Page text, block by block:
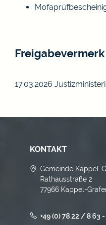
Freigabevermerk
17.03.2026
KONTAKT
Gemeinde Kappel-
Rathausstraße 2
77966 Kappel-
+49 (0) 78 22 / 8 63 -